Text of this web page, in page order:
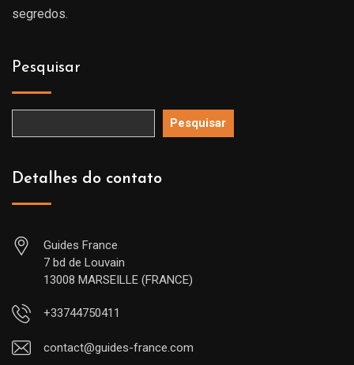
segredos.
Pesquisar
Pesquisar
Detalhes do contato
Guides France
7 bd de Louvain
13008 MARSEILLE (FRANCE)
+33744750411
contact@guides-france.com